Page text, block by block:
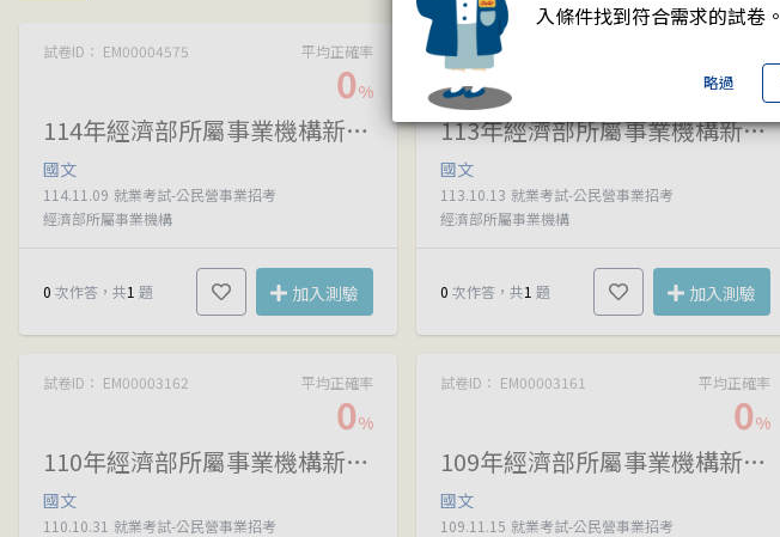
試卷ID： EM00004575 平均正確率
0%
114年經濟部所屬事業機構新進職員甄試
國文
114.11.09 就業考試-公民營事業招考
經濟部所屬事業機構
0 次作答，共1 題 加入測驗
試卷ID： EM00003659
113年經濟部所屬事業機構新進職員甄試
國文
113.10.13 就業考試-公民營事業招考
經濟部所屬事業機構
0 次作答，共1 題 加入測驗
試卷ID： EM00003162 平均正確率
0%
110年經濟部所屬事業機構新進職員甄試
國文
110.10.31 就業考試-公民營事業招考
試卷ID： EM00003161 平均正確率
0%
109年經濟部所屬事業機構新進職員甄試
國文
109.11.15 就業考試-公民營事業招考
入條件找到符合需求的試卷。
略過